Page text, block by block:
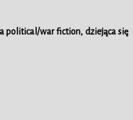
political/war fiction, dziejąca się